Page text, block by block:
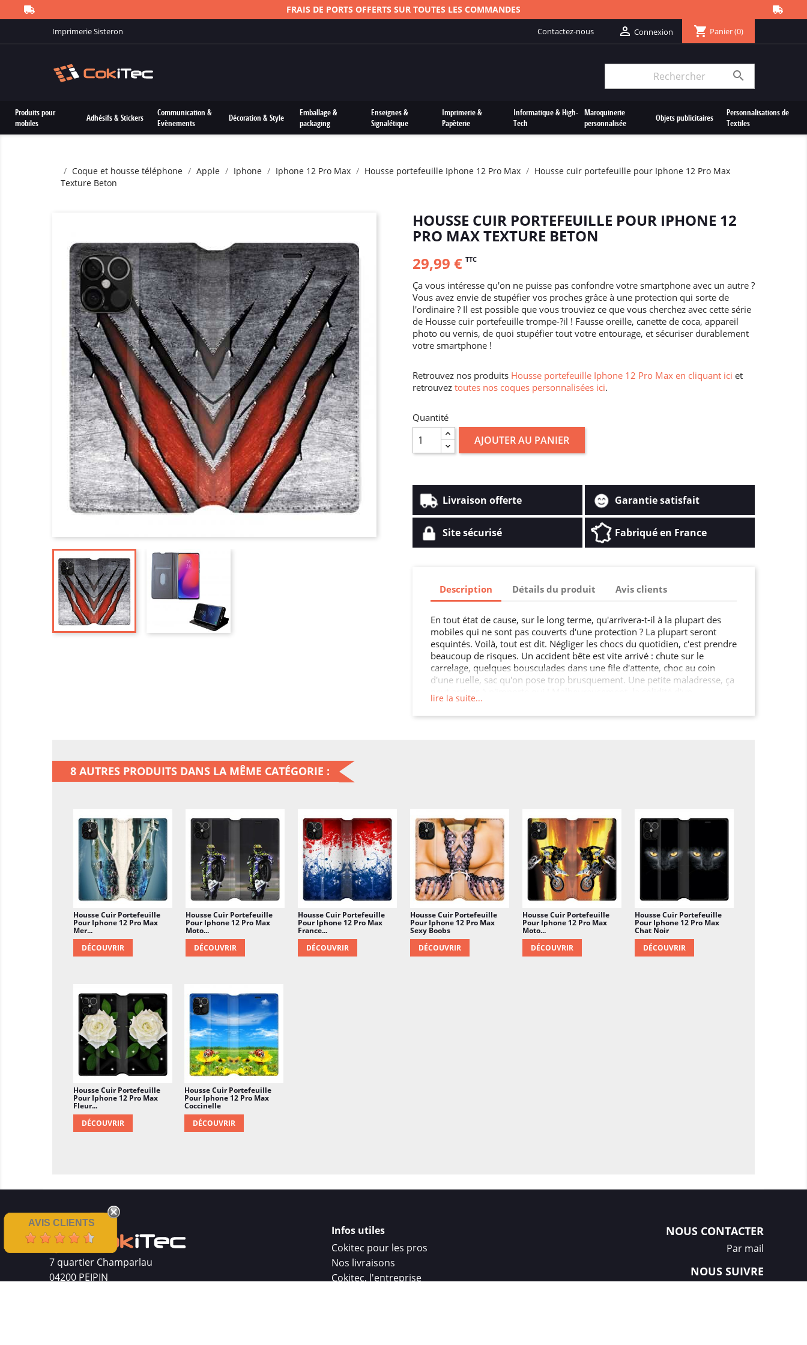
FRAIS DE PORTS OFFERTS SUR TOUTES LES COMMANDES
Imprimerie Sisteron Contactez-nous  Connexion shopping_cart Panier(0)

Produits pour
mobiles
Adhésifs & Stickers
Communication &
Evènements
Décoration & Style
Emballage &
packaging
Enseignes &
Signalétique
Imprimerie &
Papèterie
Informatique & High-
Tech
Maroquinerie
personnalisée
Objets publicitaires
Personnalisations de
Textiles
Coque et housse téléphone Apple Iphone Iphone 12 Pro Max Housse portefeuille Iphone 12 Pro Max
Housse cuir portefeuille pour Iphone 12 Pro Max
Texture Beton
HOUSSE CUIR PORTEFEUILLE POUR IPHONE 12
PRO MAX TEXTURE BETON
29,99 € TTC
Ça vous intéresse qu'on ne puisse pas confondre votre smartphone avec un autre ?
Vous avez envie de stupéfier vos proches grâce à une protection qui sorte de
l'ordinaire ? Il est possible que vous trouviez ce que vous cherchez avec cette série
de Housse cuir portefeuille trompe-?il ! Fausse oreille, canette de coca, appareil
photo ou vernis, de quoi stupéfier tout votre entourage, et sécuriser durablement
votre smartphone !
Retrouvez nos produits Housse portefeuille Iphone 12 Pro Max en cliquant ici et
retrouvez toutes nos coques personnalisées ici.
Quantité
AJOUTER AU PANIER
Livraison offerte Garantie satisfait
Site sécurisé Fabriqué en France
Description Détails du produit Avis clients
En tout état de cause, sur le long terme, qu'arrivera-t-il à la plupart des
mobiles qui ne sont pas couverts d'une protection ? La plupart seront
esquintés. Voilà, tout est dit. Négliger les chocs du quotidien, c'est prendre
beaucoup de risques. Un accident bête est vite arrivé : chute sur le
carrelage, quelques bousculades dans une file d'attente, choc au coin
d'une ruelle, sac qu'on pose trop brusquement. Une petite maladresse, ça
smartphone n'est pas proportionnelle à son tarif? En plus des fêlures
d'écran, du blocage des touches, on peut en plus aujourd'hui ajouter la
lire la suite...
8 AUTRES PRODUITS DANS LA MÊME CATÉGORIE :
Housse Cuir Portefeuille
Pour Iphone 12 Pro Max
Mer...
DÉCOUVRIR
Housse Cuir Portefeuille
Pour Iphone 12 Pro Max
Moto...
DÉCOUVRIR
Housse Cuir Portefeuille
Pour Iphone 12 Pro Max
France...
DÉCOUVRIR
Housse Cuir Portefeuille
Pour Iphone 12 Pro Max
Sexy Boobs
DÉCOUVRIR
Housse Cuir Portefeuille
Pour Iphone 12 Pro Max
Moto...
DÉCOUVRIR
Housse Cuir Portefeuille
Pour Iphone 12 Pro Max
Chat Noir
DÉCOUVRIR
Housse Cuir Portefeuille
Pour Iphone 12 Pro Max
Fleur...
DÉCOUVRIR
Housse Cuir Portefeuille
Pour Iphone 12 Pro Max
Coccinelle
DÉCOUVRIR
7 quartier Champarlau
04200 PEIPIN
Infos utiles
Cokitec pour les pros
Nos livraisons
Cokitec, l'entreprise
NOUS CONTACTER
Par mail
NOUS SUIVRE
AVIS CLIENTS